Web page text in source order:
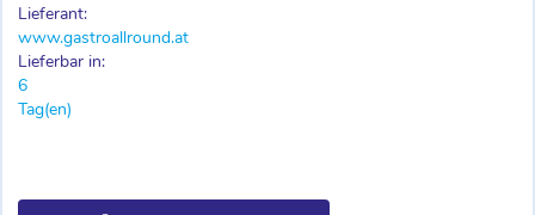
Lieferant:
www.gastroallround.at
Lieferbar in:
6
Tag(en)